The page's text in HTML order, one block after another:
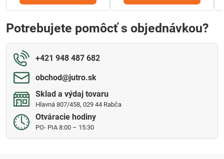
Potrebujete pomôcť s objednávkou?
+421 948 487 682
obchod​@jutro​.sk
Sklad a výdaj tovaru
Hlavná 807/458, 029 44 Rabča
Otváracie hodiny
PO- PIA 8:00 – 15:30